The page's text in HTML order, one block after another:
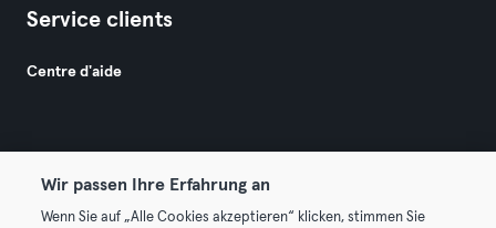
Service clients
Centre d'aide
© 2026 Urban Sports Group GmbH. All rights reserved.
Wir passen Ihre Erfahrung an
Wenn Sie auf „Alle Cookies akzeptieren“ klicken, stimmen Sie